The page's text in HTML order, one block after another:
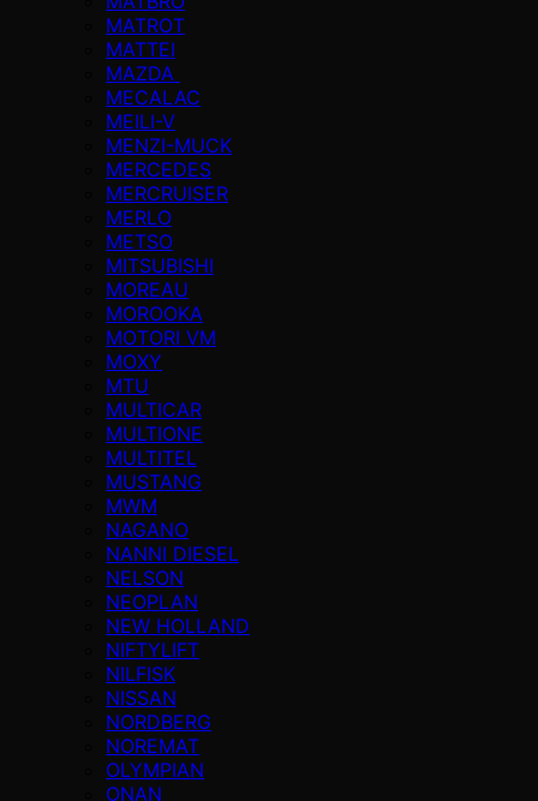
MATROT
MATTEI
MAZDA
MECALAC
MEILI-V
MENZI-MUCK
MERCEDES
MERCRUISER
MERLO
METSO
MITSUBISHI
MOREAU
MOROOKA
MOTORI VM
MOXY
MTU
MULTICAR
MULTIONE
MULTITEL
MUSTANG
MWM
NAGANO
NANNI DIESEL
NELSON
NEOPLAN
NEW HOLLAND
NIFTYLIFT
NILFISK
NISSAN
NORDBERG
NOREMAT
OLYMPIAN
ONAN